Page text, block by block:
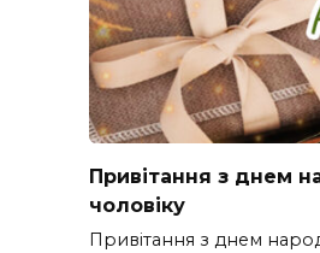
Привітання з днем
чоловіку
Привітання з днем